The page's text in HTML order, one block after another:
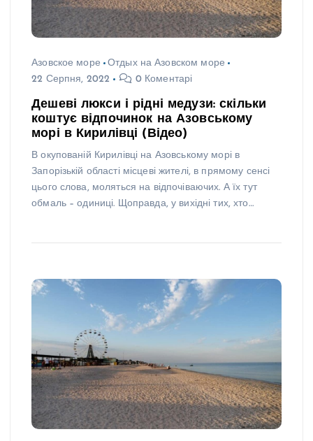
Азовское море
Отдых на Азовском море
22 Серпня, 2022
0 Коментарі
Дешеві люкси і рідні медузи: скільки
коштує відпочинок на Азовському
морі в Кирилівці (Відео)
В окупованій Кирилівці на Азовському морі в
Запорізькій області місцеві жителі, в прямому сенсі
цього слова, моляться на відпочіваючих. А їх тут
обмаль – одиниці. Щоправда, у вихідні тих, хто…